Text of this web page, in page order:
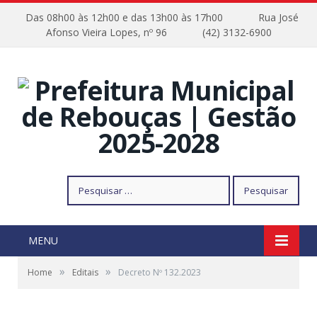
Das 08h00 às 12h00 e das 13h00 às 17h00
Rua José
Afonso Vieira Lopes, nº 96
(42) 3132-6900
por:
MENU
Home » Editais » Decreto Nº 132.2023